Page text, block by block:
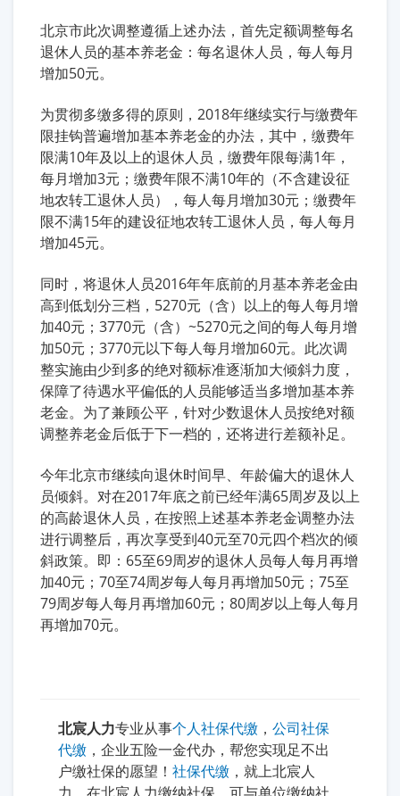
北京市此次调整遵循上述办法，首先定额调整每名
退休人员的基本养老金：每名退休人员，每人每月
增加50元。
为贯彻多缴多得的原则，2018年继续实行与缴费年
限挂钩普遍增加基本养老金的办法，其中，缴费年
限满10年及以上的退休人员，缴费年限每满1年，
每月增加3元；缴费年限不满10年的（不含建设征
地农转工退休人员），每人每月增加30元；缴费年
限不满15年的建设征地农转工退休人员，每人每月
增加45元。
同时，将退休人员2016年年底前的月基本养老金由
高到低划分三档，5270元（含）以上的每人每月增
加40元；3770元（含）~5270元之间的每人每月增
加50元；3770元以下每人每月增加60元。此次调
整实施由少到多的绝对额标准逐渐加大倾斜力度，
保障了待遇水平偏低的人员能够适当多增加基本养
老金。为了兼顾公平，针对少数退休人员按绝对额
调整养老金后低于下一档的，还将进行差额补足。
今年北京市继续向退休时间早、年龄偏大的退休人
员倾斜。对在2017年底之前已经年满65周岁及以上
的高龄退休人员，在按照上述基本养老金调整办法
进行调整后，再次享受到40元至70元四个档次的倾
斜政策。即：65至69周岁的退休人员每人每月再增
加40元；70至74周岁每人每月再增加50元；75至
79周岁每人每月再增加60元；80周岁以上每人每月
再增加70元。
北宸人力专业从事个人社保代缴 ， 公司社保
代缴 ，企业五险一金代办，帮您实现足不出
户缴社保的愿望！ 社保代缴 ，就上北宸人